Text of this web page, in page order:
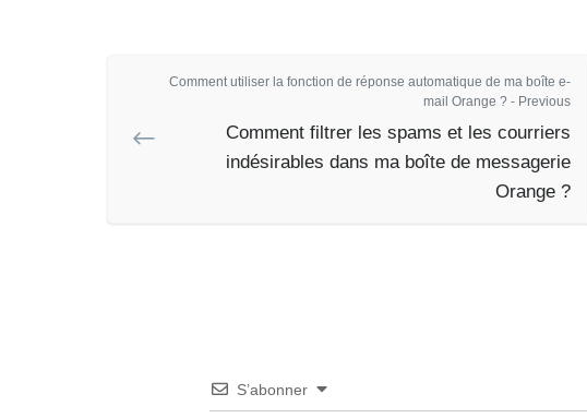
Comment utiliser la fonction de réponse automatique de ma boîte e-
mail Orange ? - Previous
Comment filtrer les spams et les courriers
indésirables dans ma boîte de messagerie
Orange ?
S’abonner